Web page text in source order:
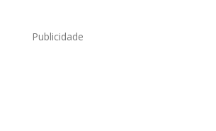
Publicidade